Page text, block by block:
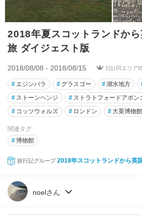
2018年夏スコットランドか
旅 ダイジェスト版
2018/08/08 - 2018/08/15 1位(同エリア
# エジンバラ # グラスゴー #湖水地方
# ストーンヘンジ # ストラトフォードアポン
# コッツウォルズ # ロンドン # 大英博物館
関連タグ
#博物館
旅行記グループ 2018年スコットランドから英
noelさん